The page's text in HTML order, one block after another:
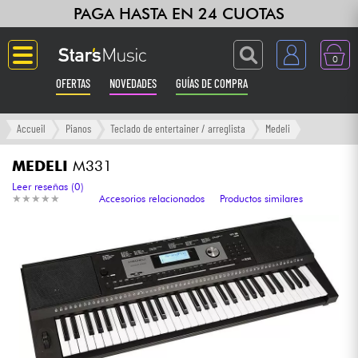
PAGA HASTA EN 24 CUOTAS
0
OFERTAS NOVEDADES GUÍAS DE COMPRA
Langue
Guitarras & Bajos
Ampli & Efectos
Sintetizadores & samplers
Grabación
Accueil Pianos Teclado de entertainer / arreglista Medeli
MEDELI M331
★ ★ ★ ★ ★
★ ★ ★ ★ ★
Leer reseñas (0)
Accesorios relacionados
Productos similares